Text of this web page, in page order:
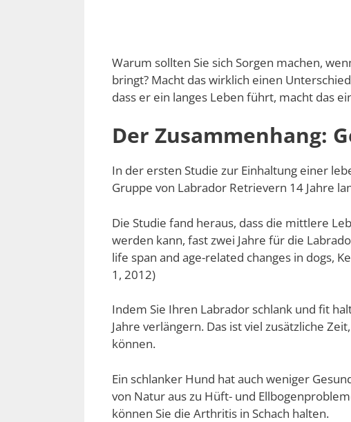
Warum sollten Sie sich Sorgen machen,
bringt? Macht das wirklich einen
dass er ein langes Leben führt, macht das
Der Zusammenhang:
In der ersten Studie zur Einhaltung einer
Gruppe von Labrador Retrievern 14 Jahre
Die Studie fand heraus, dass die mittlere
werden kann, fast zwei Jahre für die
life span and age-related changes in dogs,
1, 2012)
Indem Sie Ihren Labrador schlank und fit
Jahre verlängern. Das ist viel zusätzliche
können.
Ein schlanker Hund hat auch weniger
von Natur aus zu Hüft- und
können Sie die Arthritis in Schach halten.